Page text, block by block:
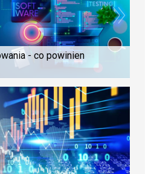
- co powinien